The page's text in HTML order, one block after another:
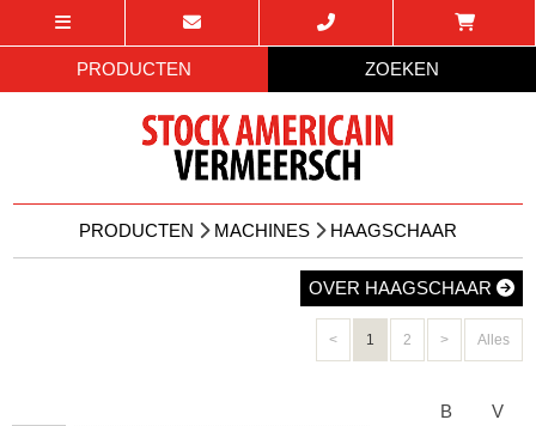
PRODUCTEN ZOEKEN
PRODUCTEN MACHINES HAAGSCHAAR
OVER HAAGSCHAAR
< 1 2 > Alles
V
B